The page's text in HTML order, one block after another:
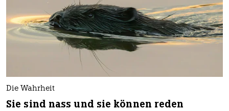
Die Wahrheit
Sie sind nass und sie können reden